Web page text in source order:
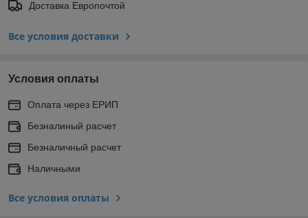
Доставка Европочтой
Все условия доставки
Условия оплаты
Оплата через ЕРИП
Безналиный расчет
Безналичный расчет
Наличными
Все условия оплаты